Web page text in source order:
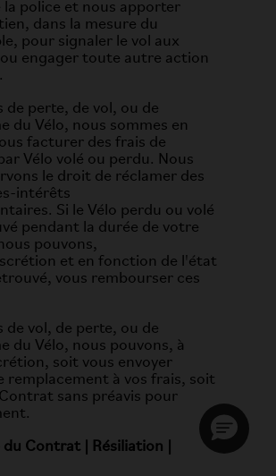
la police et nous apporter
dans la mesure du
pour signaler le vol aux
engager toute autre action
de perte, de vol, ou de
du Vélo, nous sommes en
facturer des frais de
Vélo volé ou perdu. Nous
le droit de réclamer des
intérêts
Si le Vélo perdu ou volé
pendant la durée de votre
pouvons,
et en fonction de l'état
vous rembourser ces
de vol, de perte, ou de
du Vélo, nous pouvons, à
soit vous envoyer
remplacement à vos frais, soit
sans préavis pour
Contrat | Résiliation |